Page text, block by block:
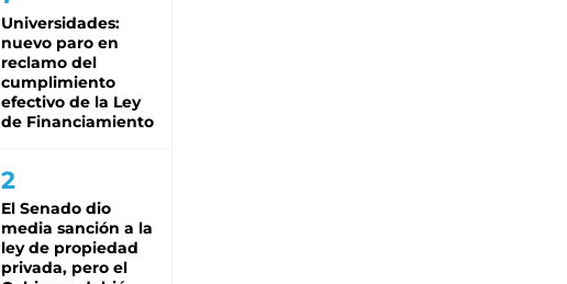
Universidades:
nuevo paro en
reclamo del
cumplimiento
efectivo de la Ley
de Financiamiento
El Senado dio
media sanción a la
ley de propiedad
privada, pero el